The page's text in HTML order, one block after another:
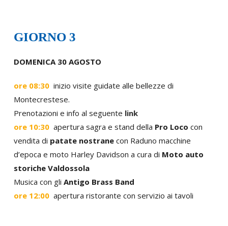
GIORNO 3
DOMENICA 30 AGOSTO
ore 08:30 inizio visite guidate alle bellezze di
Montecrestese.
Prenotazioni e info al seguente link
ore 10:30 apertura sagra e stand della Pro Loco con
vendita di patate nostranecon Raduno macchine
d’epoca e moto Harley Davidson a cura di Moto auto
storiche Valdossola
Musica con gli Antigo Brass Band
ore 12:00 apertura ristorante con servizio ai tavoli